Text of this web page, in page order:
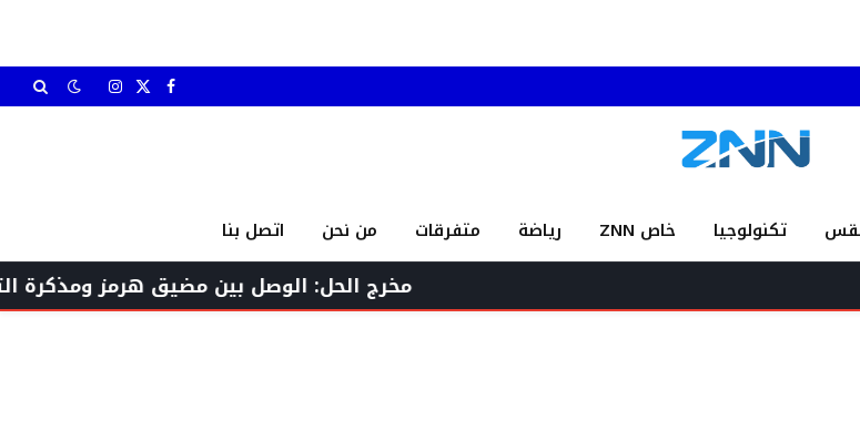
فيسبوك
X الانستغرام
تكنولوجيا خاص ZNN رياضة متفرقات من نحن اتصل بنا
مخرج الحل: الوصل بين مضيق هرمز ومذكرة التفاهم